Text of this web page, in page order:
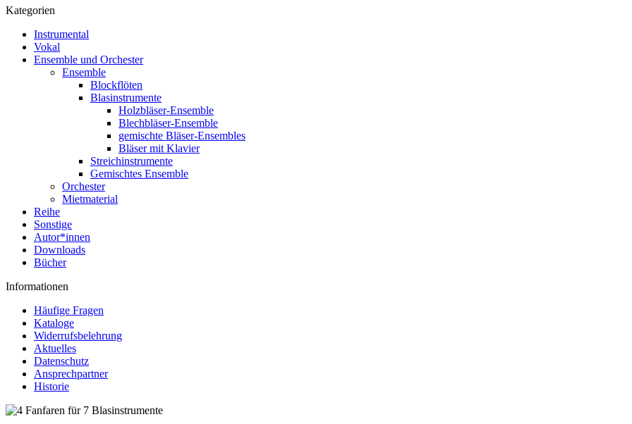
Kategorien
Instrumental
Vokal
Ensemble und Orchester
Ensemble
Blockflöten
Blasinstrumente
Holzbläser-Ensemble
Blechbläser-Ensemble
gemischte Bläser-Ensembles
Bläser mit Klavier
Streichinstrumente
Gemischtes Ensemble
Orchester
Mietmaterial
Reihe
Sonstige
Autor*innen
Downloads
Bücher
Informationen
Häufige Fragen
Kataloge
Widerrufsbelehrung
Aktuelles
Datenschutz
Ansprechpartner
Historie